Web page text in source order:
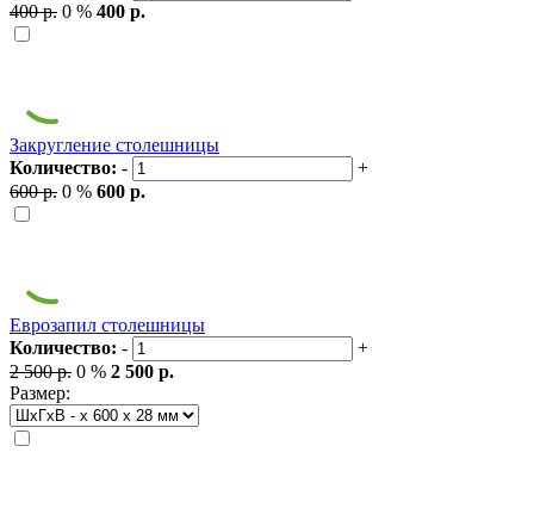
400 р. 0 % 400 р.
Закругление столешницы
Количество: -
+
600 р. 0 % 600 р.
Еврозапил столешницы
Количество: -
+
2 500 р. 0 % 2 500 р.
Размер: